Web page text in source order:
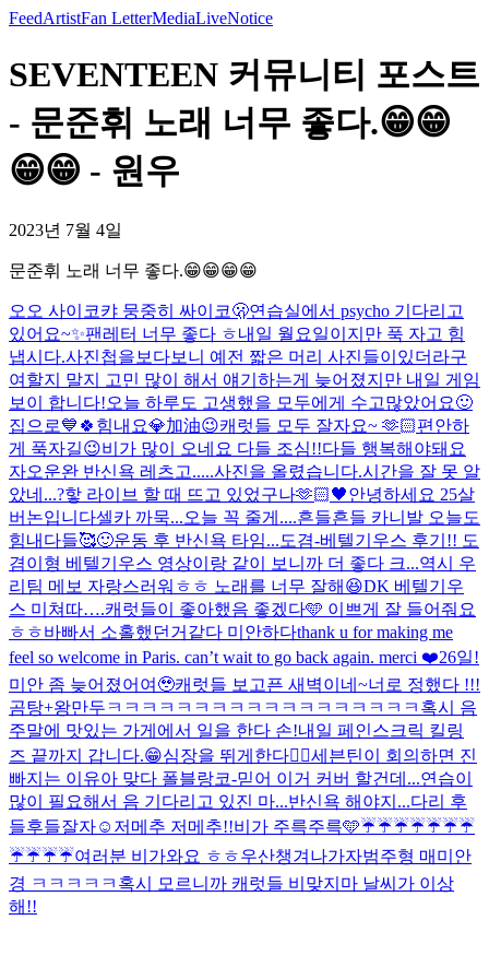
FeedArtistFan LetterMediaLiveNotice
SEVENTEEN 커뮤니티 포스트
- 문준휘 노래 너무 좋다.😁😁
😁😁 - 원우
2023년 7월 4일
문준휘 노래 너무 좋다.😁😁😁😁
오오 사이코캬 뭉중히 싸이코🫢연습실에서 psycho 기다리고
있어요~✨팬레터 너무 좋다 ㅎ내일 월요일이지만 푹 자고 힘
냅시다.사진첩을보다보니 예전 짧은 머리 사진들이있더라구
여 할지 말지 고민 많이 해서 얘기하는게 늦어졌지만 내일 게임
보이 합니다!오늘 하루도 고생했을 모두에게 수고많았어요🙂
집으로💙 🍀힘내요💎加油😉캐럿들 모두 잘자요~ 🫶🏻편안하
게 푹자길😉비가 많이 오네요 다들 조심!!다들 행복해야돼요
자오운완 반신욕 레츠고.....사진을 올렸습니다.시간을 잘 못 알
았네...?핳 라이브 할 때 뜨고 있었구나🫶🏻🖤안녕하세요 25살
버논입니다셀카 까묵...오늘 꼭 줄게....흔들흔들 카니발 오늘도
힘내다들🥰🙂운동 후 반신욕 타임...도겸-베텔기우스 후기!! 도
겸이형 베텔기우스 영상이랑 같이 보니까 더 좋다 크...역시 우
리팀 메보 자랑스러워ㅎㅎ 노래를 너무 잘해😆DK 베텔기우
스 미쳐따….캐럿들이 좋아했음 좋겠다🩵 이쁘게 잘 들어줘요
ㅎㅎ바빠서 소홀했던거같다 미안하다thank u for making me
feel so welcome in Paris. can’t wait to go back again. merci ❤️26일!
미안 좀 늦어졌어여🥹캐럿들 보고픈 새벽이네~너로 정했다 !!!
곰탕+왕만두 ㅋㅋㅋㅋㅋㅋㅋㅋㅋㅋㅋㅋㅋㅋㅋㅋㅋㅋ 혹시 음
주말에 맛있는 가게에서 일을 한다 손!내일 페인스크릭 킬링
즈 끝까지 갑니다.😁심장을 뛰게한다❤️‍🔥세븐틴이 회의하면 진
빠지는 이유아 맞다 폴블랑코-믿어 이거 커버 할건데...연습이
많이 필요해서 음 기다리고 있진 마...반신욕 해야지...다리 후
들후들잘자☺️ 저메추 저메추!!비가 주륵주륵🩵☔️☔️☔️☔️☔️☔️☔️
☔️☔️☔️☔️여러분 비가와요 ㅎㅎ우산챙겨나가자범주형 매미안
경 ㅋㅋㅋㅋㅋ 혹시 모르니까 캐럿들 비맞지마 날씨가 이상
해!!